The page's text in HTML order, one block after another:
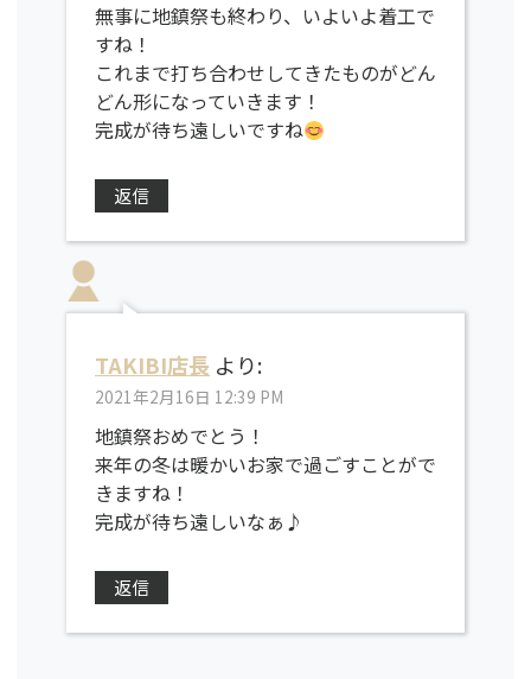
無事に地鎮祭も終わり、いよいよ着工で
すね！
これまで打ち合わせしてきたものがどん
どん形になっていきます！
完成が待ち遠しいですね
返信
TAKIBI店長 より:
2021年2月16日 12:39 PM
地鎮祭おめでとう！
来年の冬は暖かいお家で過ごすことがで
きますね！
完成が待ち遠しいなぁ♪
返信